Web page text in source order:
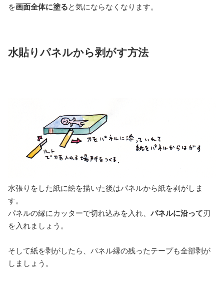
を画面全体に塗ると気にならなくなります。
水貼りパネルから剥がす方法
水張りをした紙に絵を描いた後はパネルから紙を剥がしま
す。
パネルの縁にカッターで切れ込みを入れ、 パネルに沿って刃
を入れましょう。
そして紙を剥がしたら、パネル縁の残ったテープも全部剥が
しましょう。